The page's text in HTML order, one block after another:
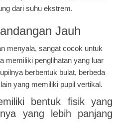
dari suhu ekstrem.
Jauh
menyala, sangat cocok untuk
memiliki penglihatan yang luar
berbentuk bulat, berbeda
yang memiliki pupil vertikal.